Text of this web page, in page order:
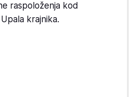
raspoloženja kod
krajnika.